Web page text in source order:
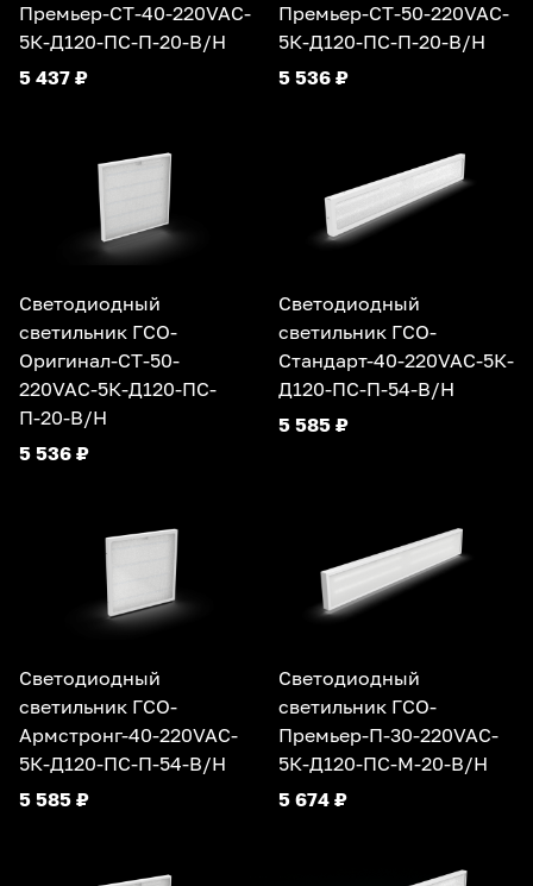
Премьер-СТ-40-220VAC-
5К-Д120-ПС-П-20-В/Н
5 437 ₽
Премьер-СТ-50-220VAC-
5К-Д120-ПС-П-20-В/Н
5 536 ₽
Светодиодный
светильник ГСО-
Оригинал-СТ-50-
220VAC-5К-Д120-ПС-
П-20-В/Н
5 536 ₽
Светодиодный
светильник ГСО-
Стандарт-40-220VAC-5К-
Д120-ПС-П-54-В/Н
5 585 ₽
Светодиодный
светильник ГСО-
Армстронг-40-220VAC-
5К-Д120-ПС-П-54-В/Н
5 585 ₽
Светодиодный
светильник ГСО-
Премьер-П-30-220VAC-
5К-Д120-ПС-М-20-В/Н
5 674 ₽